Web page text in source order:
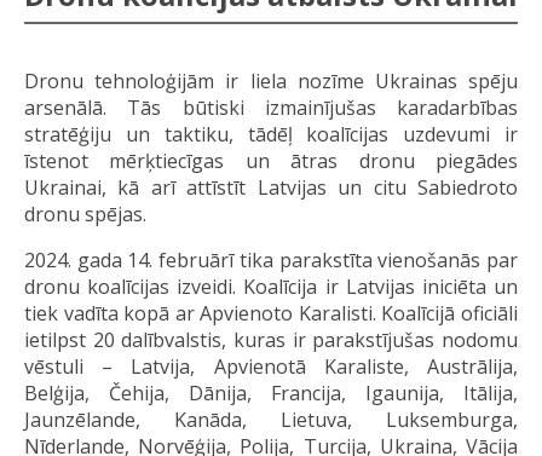
Dronu tehnoloģijām ir liela nozīme Ukrainas spēju
arsenālā. Tās būtiski izmainījušas karadarbības
stratēģiju un taktiku, tādēļ koalīcijas uzdevumi ir
īstenot mērķtiecīgas un ātras dronu piegādes
Ukrainai, kā arī attīstīt Latvijas un citu Sabiedroto
dronu spējas.
2024. gada 14. februārī tika parakstīta vienošanās par
dronu koalīcijas izveidi. Koalīcija ir Latvijas iniciēta un
tiek vadīta kopā ar Apvienoto Karalisti. Koalīcijā oficiāli
ietilpst 20 dalībvalstis, kuras ir parakstījušas nodomu
vēstuli – Latvija, Apvienotā Karaliste, Austrālija,
Belģija, Čehija, Dānija, Francija, Igaunija, Itālija,
Jaunzēlande, Kanāda, Lietuva, Luksemburga,
Nīderlande, Norvēģija, Polija, Turcija, Ukraina, Vācija